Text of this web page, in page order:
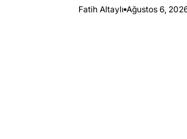
Fatih Altaylı Ağustos 6,